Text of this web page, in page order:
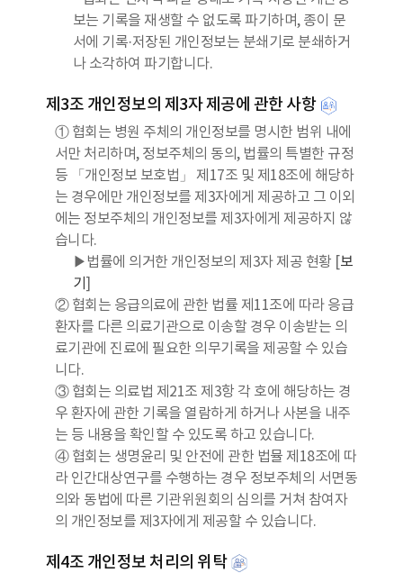
보는 기록을 재생할 수 없도록 파기하며, 종이 문
서에 기록·저장된 개인정보는 분쇄기로 분쇄하거
나 소각하여 파기합니다.
제3조 개인정보의 제3자 제공에 관한 사항
① 협회는 병원 주체의 개인정보를 명시한 범위 내에
서만 처리하며, 정보주체의 동의, 법률의 특별한 규정
등 「개인정보 보호법」 제17조 및 제18조에 해당하
는 경우에만 개인정보를 제3자에게 제공하고 그 이외
에는 정보주체의 개인정보를 제3자에게 제공하지 않
습니다.
▶법률에 의거한 개인정보의 제3자 제공 현황 [보
기 ]
② 협회는 응급의료에 관한 법률 제11조에 따라 응급
환자를 다른 의료기관으로 이송할 경우 이송받는 의
료기관에 진료에 필요한 의무기록을 제공할 수 있습
니다.
③ 협회는 의료법 제21조 제3항 각 호에 해당하는 경
우 환자에 관한 기록을 열람하게 하거나 사본을 내주
는 등 내용을 확인할 수 있도록 하고 있습니다.
④ 협회는 생명윤리 및 안전에 관한 법뮬 제18조에 따
라 인간대상연구를 수행하는 경우 정보주체의 서면동
의와 동법에 따른 기관위원회의 심의를 거쳐 참여자
의 개인정보를 제3자에게 제공할 수 있습니다.
제4조 개인정보 처리의 위탁